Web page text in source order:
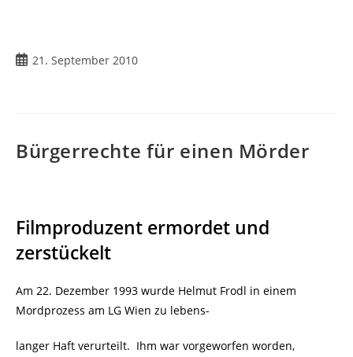
21. September 2010
Bürgerrechte für einen Mörder
Filmproduzent ermordet und
zerstückelt
Am 22. Dezember 1993 wurde Helmut Frodl in einem
Mordprozess am LG Wien zu lebens-
langer Haft verurteilt. Ihm war vorgeworfen worden,